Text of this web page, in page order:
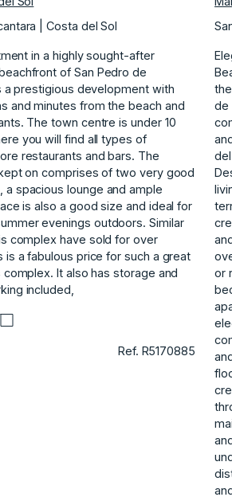
| Costa del Sol
in a highly sought-after
of San Pedro de
a prestigious development with
and minutes from the beach and
The town centre is under 10
you will find all types of
restaurants and bars. The
on comprises of two very good
spacious lounge and ample
is also a good size and ideal for
evenings outdoors. Similar
‌complex ‌have ‌sold for over
is ‌a ‌fabulous ‌price ‌for ‌such ‌a great
It also ‌has ‌storage ‌and
‌included,
Ref. R5170885
de
or